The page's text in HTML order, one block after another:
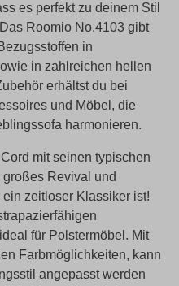
es perfekt zu deinem Stil
Roomio No.4103 gibt
in
in zahlreichen hellen
erhältst du bei
und Möbel, die
harmonieren.
mit seinen typischen
Revival und
zeitloser Klassiker ist!
für Polstermöbel. Mit
Farbmöglichkeiten, kann
angepasst werden